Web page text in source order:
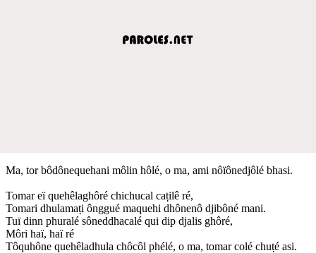
Ma, tor bôdônequehani môlin hôlé, o ma, ami nôïônedjôlé bhasi.
Tomar eï quehêlaghôré chichucal caṭilê ré,
Tomari dhulamaṭi ônggué maquehi dhônenô djibôné mani.
Tuï dinn phuralé sôneddhacalé qui dip djalis ghôré,
Môri haï, haï ré
Tôquhône quehêladhula chôcôl phélé, o ma, tomar colé chuṭé asi.